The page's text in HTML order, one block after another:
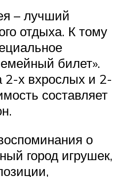
– лучший
отдыха. К тому
билет».
2-х вхрослых и 2-
составляет
о
город игрушек,